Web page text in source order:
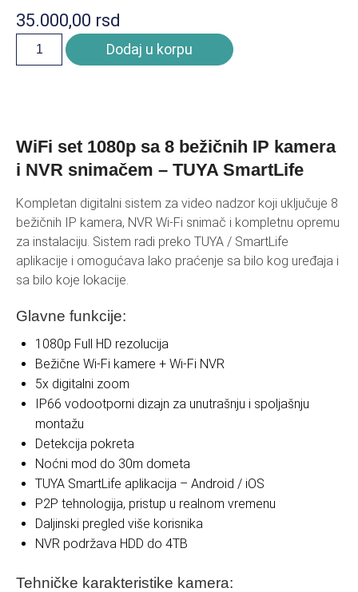
WiFi set 1080p sa 8 bežičnih IP kamera
i NVR snimačem – TUYA SmartLife
Kompletan digitalni sistem za video nadzor koji uključuje 8
bežičnih IP kamera, NVR Wi-Fi snimač i kompletnu opremu
za instalaciju. Sistem radi preko TUYA / SmartLife
aplikacije i omogućava lako praćenje sa bilo kog uređaja i
sa bilo koje lokacije.
Glavne funkcije:
1080p Full HD rezolucija
Bežične Wi-Fi kamere + Wi-Fi NVR
5x digitalni zoom
IP66 vodootporni dizajn za unutrašnju i spoljašnju
montažu
Detekcija pokreta
Noćni mod do 30m dometa
TUYA SmartLife aplikacija – Android / iOS
P2P tehnologija, pristup u realnom vremenu
Daljinski pregled više korisnika
NVR podržava HDD do 4TB
Tehničke karakteristike kamera:
35.000,00 rsd
Dodaj u korpu